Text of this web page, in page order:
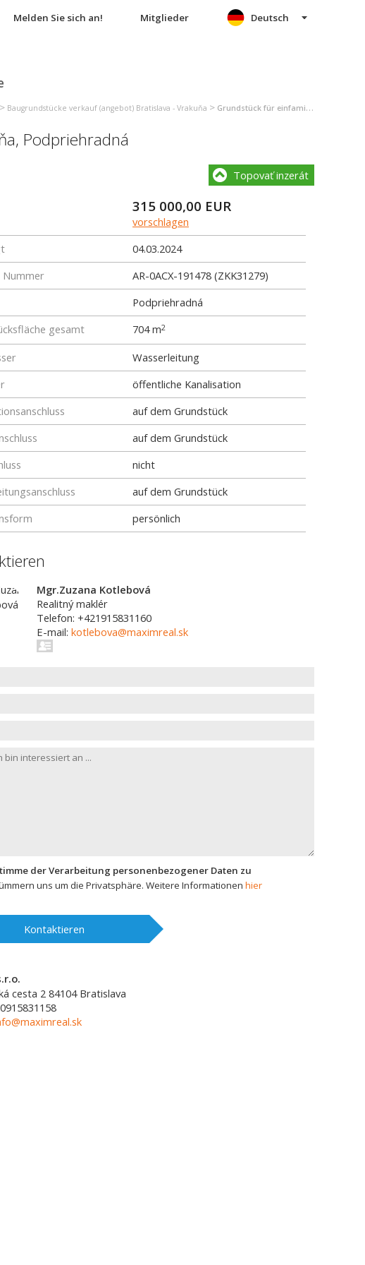
Melden Sie sich an! Mitglieder Deutsch
> Baugrundstücke verkauf (angebot) Bratislava - Vrakuňa > Grundstück für einfamilienhäuser verkauf (angebot) Bratislava - Vrakuňa
, Podpriehradná
Topovať inzerát
315 000,00 EUR
vorschlagen
04.03.2024
AR-0ACX-191478 (ZKK31279)
Podpriehradná
gesamt
704 m2
Wasserleitung
öffentliche Kanalisation
auf dem Grundstück
auf dem Grundstück
nicht
auf dem Grundstück
persönlich
Mgr.Zuzana Kotlebová
Realitný maklér
Telefon: +421915831160
E-mail: kotlebova@maximreal.sk
der Verarbeitung personenbezogener Daten zu
uns um die Privatsphäre. Weitere Informationen hier
Kontaktieren
cesta 2 84104 Bratislava
0915831158